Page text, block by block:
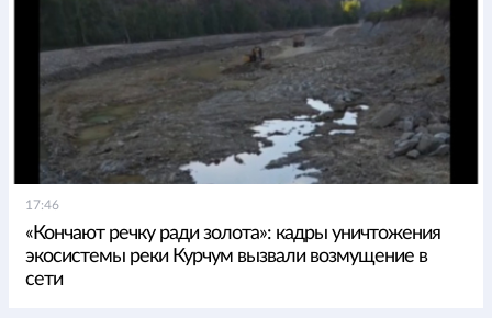
17:46
«Кончают речку ради золота»: кадры уничтожения
экосистемы реки Курчум вызвали возмущение в
сети